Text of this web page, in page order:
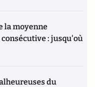
la moyenne
: jusqu'où
du